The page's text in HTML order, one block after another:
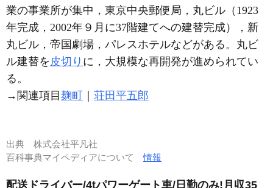
業の事業所が集中，東京中央郵便局，丸ビル（1923
年完成，2002年９月に37階建てへの建替完成），新
丸ビル，帝国劇場，パレスホテルなどがある。丸ビ
ル建替を 皮切り に，大規模な再開発が進められてい
る。
→関連項目 麹町 荘田平五郎
出典 株式会社平凡社
百科事典マイペディアについて情報
配送ドライバー/4tパワーゲート車/日勤のみ!月収35